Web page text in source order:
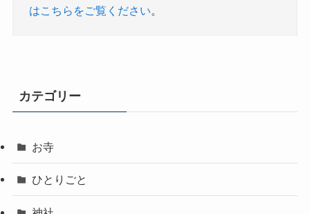
はこちらをご覧ください
カテゴリー
お寺
ひとりごと